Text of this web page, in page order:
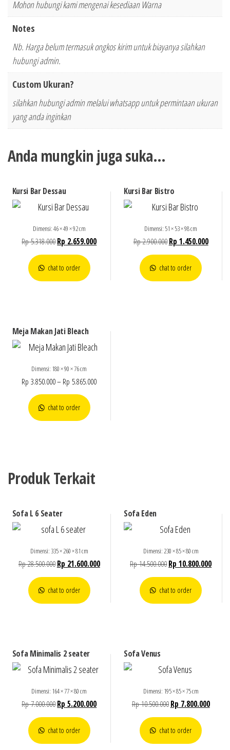
Mohon hubungi kami mengenai kesediaan Warna
Notes
Nb. Harga belum termasuk ongkos kirim untuk biayanya silahkan
hubungi admin.
Custom Ukuran?
silahkan hubungi admin melalui whatsapp untuk permintaan ukuran
yang anda inginkan
Anda mungkin juga suka…
Kursi Bar Dessau
Dimensi: 46 × 49 × 92 cm
Rp5.318.000Rp 2.659.000
chat to order
Kursi Bar Bistro
Dimensi: 51 × 53 × 98 cm
Rp2.900.000 Rp 1.450.000
chat to order
Meja Makan Jati Bleach
Dimensi: 180 × 90 × 76 cm
Rp 3.850.000– Rp 5.865.000
chat to order
Produk Terkait
Sofa L 6 Seater
Dimensi: 335 × 260 × 81 cm
Rp28.500.000Rp 21.600.000
chat to order
Sofa Eden
Dimensi: 230 × 85 × 80 cm
Rp14.500.000Rp 10.800.000
chat to order
Sofa Minimalis 2 seater
Dimensi: 164 × 77 × 80 cm
Rp7.000.000Rp 5.200.000
chat to order
Sofa Venus
Dimensi: 195 × 85 × 75 cm
Rp10.500.000 Rp 7.800.000
chat to order